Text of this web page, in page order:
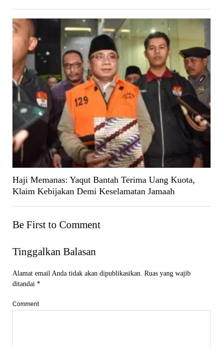
Haji Memanas: Yaqut Bantah Terima Uang Kuota,
Klaim Kebijakan Demi Keselamatan Jamaah
Be First to Comment
Tinggalkan Balasan
Alamat email Anda tidak akan dipublikasikan. Ruas yang wajib
ditandai *
Comment